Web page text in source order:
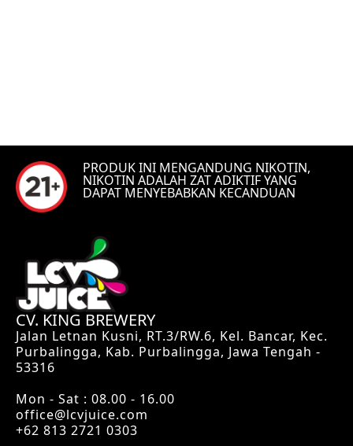
PRODUK INI MENGANDUNG NIKOTIN,
NIKOTIN ADALAH ZAT ADIKTIF YANG
DAPAT MENYEBABKAN KECANDUAN
CV. KING BREWERY
Jalan Letnan Kusni, RT.3/RW.6, Kel. Bancar, Kec.
Purbalingga, Kab. Purbalingga, Jawa Tengah -
53316
Mon - Sat : 08.00 - 16.00
office@lcvjuice.com
+62 813 2721 0303